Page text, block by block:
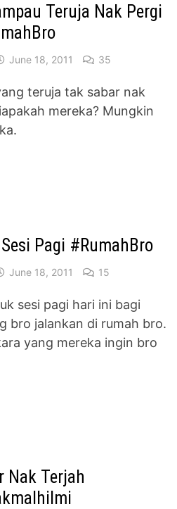
Teruja Nak Pergi
June 18, 2011 35
teruja tak sabar nak
mereka? Mungkin
Pagi #RumahBro
June 18, 2011 15
sesi pagi hari ini bagi
bro jalankan di rumah bro.
yang mereka ingin bro
Nak Terjah